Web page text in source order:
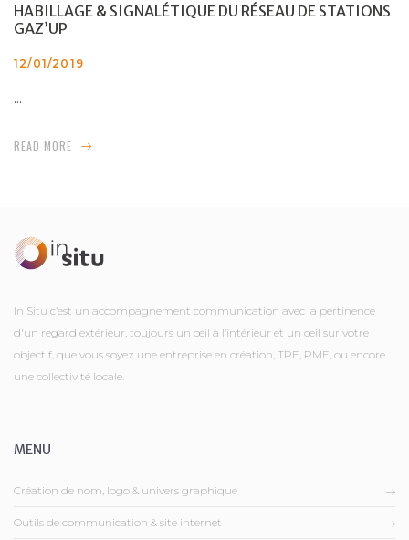
HABILLAGE & SIGNALÉTIQUE DU RÉSEAU DE STATIONS
GAZ’UP
12/01/2019
...
READ MORE
In Situ c’est un accompagnement communication avec la pertinence
d'un regard extérieur, toujours un œil à l’intérieur et un œil sur votre
objectif, que vous soyez une entreprise en création, TPE, PME, ou encore
une collectivité locale.
MENU
Création de nom, logo & univers graphique
Outils de communication & site internet